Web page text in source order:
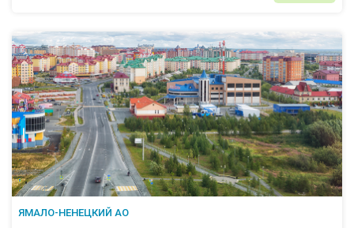
ЯМАЛО-НЕНЕЦКИЙ АО